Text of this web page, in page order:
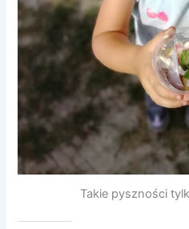
Takie pyszności